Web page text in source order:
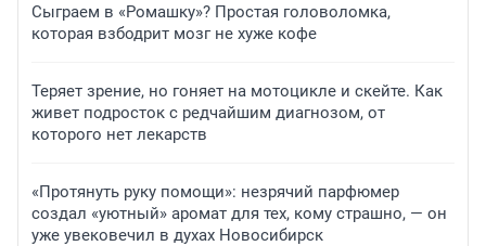
Сыграем в «Ромашку»? Простая головоломка,
которая взбодрит мозг не хуже кофе
Теряет зрение, но гоняет на мотоцикле и скейте. Как
живет подросток с редчайшим диагнозом, от
которого нет лекарств
«Протянуть руку помощи»: незрячий парфюмер
создал «уютный» аромат для тех, кому страшно, — он
уже увековечил в духах Новосибирск